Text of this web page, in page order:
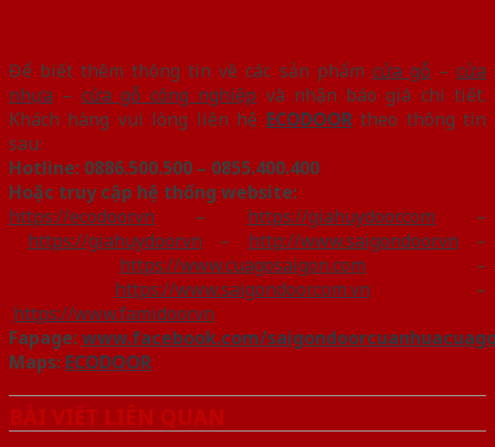
Để biết thêm thông tin về các sản phẩm cửa gỗ –cửa
nhựa – cửa gỗ công nghiệp và nhận báo giá chi tiết.
Khách hàng vui lòng liên hệ ECODOORtheo thông tin
sau:
Hotline: 0886.500.500 – 0855.400.400
Hoặc truy cập hệ thống website:
https://ecodoor.vn – https://giahuydoor.com –
https://giahuydoor.vn – http://www.saigondoor.vn –
https://www.cuagosaigon.com –
https://www.saigondoor.com.vn –
https://www.famidoor.vn
Fapage:www.facebook.com/
Maps: ECODOOR
BÀI VIẾT LIÊN QUAN